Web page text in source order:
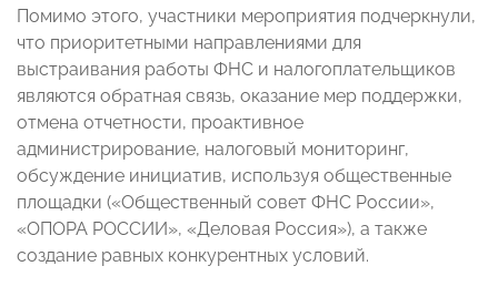
Помимо этого, участники мероприятия подчеркнули,
что приоритетными направлениями для
выстраивания работы ФНС и налогоплательщиков
являются обратная связь, оказание мер поддержки,
отмена отчетности, проактивное
администрирование, налоговый мониторинг,
обсуждение инициатив, используя общественные
площадки («Общественный совет ФНС России»,
«ОПОРА РОССИИ», «Деловая Россия»), а также
создание равных конкурентных условий.